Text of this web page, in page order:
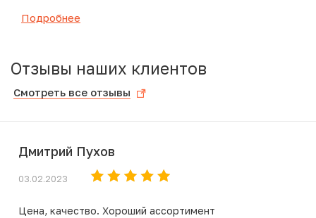
Подробнее
Отзывы наших клиентов
Смотреть все отзывы
Дмитрий Пухов
03.02.2023
Цена, качество. Хороший ассортимент